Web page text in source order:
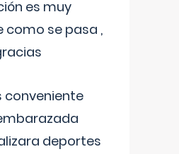
es muy
como se pasa ,
conveniente
deportes